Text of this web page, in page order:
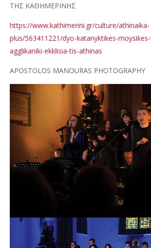
ΤΗΣ ΚΑΘΗΜΕΡΙΝΗΣ
https://www.kathimerini.gr/culture/athinaika-
plus/563411221/dyo-katanyktikes-
agglikaniki-ekklisia-tis-athinas
APOSTOLOS MANOURAS PHOTOGRAPHY